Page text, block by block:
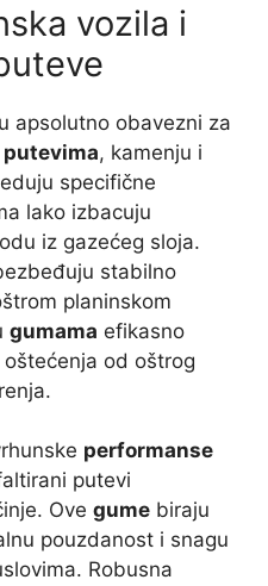
vozila i
apsolutno obavezni za
putevima, kamenju i
specifične
lako izbacuju
iz gazećeg sloja.
stabilno
planinskom
gumama efikasno
od oštrog
performanse
putevi
Ove gume biraju
pouzdanost i snagu
Robusna